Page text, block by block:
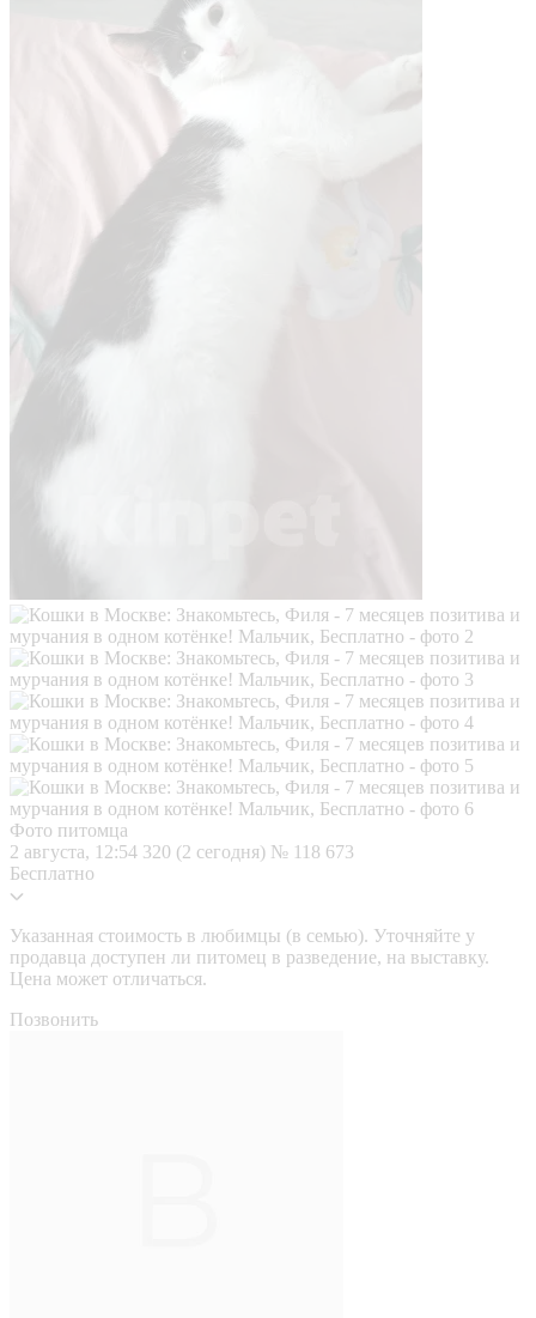
Фото питомца
2 августа, 12:54 320 (2 сегодня) № 118 673
Бесплатно
Указанная стоимость в любимцы (в семью). Уточняйте у
продавца доступен ли питомец в разведение, на выставку.
Цена может отличаться.
Позвонить